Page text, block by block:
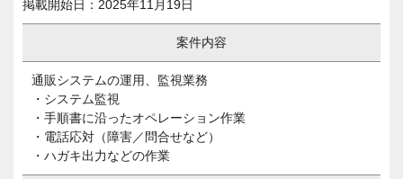
掲載開始日：2025年11月19日
案件内容
通販システムの運用、監視業務
・システム監視
・手順書に沿ったオペレーション作業
・電話応対（障害／問合せなど）
・ハガキ出力などの作業